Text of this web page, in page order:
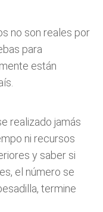
no son reales por
para
están
realizado jamás
ni recursos
y saber si
el número se
termine